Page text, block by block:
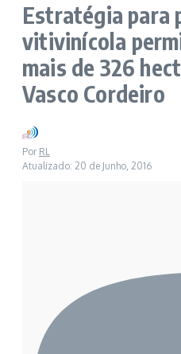
Estratégia para
vitivinícola
mais de 326
Vasco Cordeiro
Por RL
Atualizado: 20 de Junho, 2016